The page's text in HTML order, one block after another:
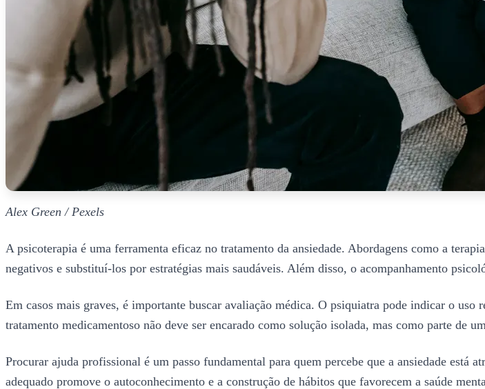
Alex Green / Pexels
A psicoterapia é uma ferramenta eficaz no tratamento da ansiedade. Abordagens como a
negativos e substituí-los por estratégias mais saudáveis. Além disso, o acompanhamento
Em casos mais graves, é importante buscar avaliação médica. O psiquiatra pode indicar o
tratamento medicamentoso não deve ser encarado como solução isolada, mas como parte de
Procurar ajuda profissional é um passo fundamental para quem percebe que a ansiedade está
adequado promove o autoconhecimento e a construção de hábitos que favorecem a saúde